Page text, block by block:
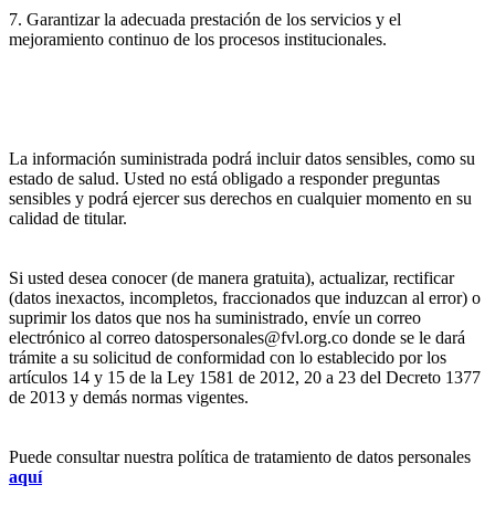
7. Garantizar la adecuada prestación de los servicios y el
mejoramiento continuo de los procesos institucionales.
La información suministrada podrá incluir datos sensibles, como su
estado de salud. Usted no está obligado a responder preguntas
sensibles y podrá ejercer sus derechos en cualquier momento en su
calidad de titular.
Si usted desea conocer (de manera gratuita), actualizar, rectificar
(datos inexactos, incompletos, fraccionados que induzcan al error) o
suprimir los datos que nos ha suministrado, envíe un correo
electrónico al correo datospersonales@fvl.org.co donde se le dará
trámite a su solicitud de conformidad con lo establecido por los
artículos 14 y 15 de la Ley 1581 de 2012, 20 a 23 del Decreto 1377
de 2013 y demás normas vigentes.
Puede consultar nuestra política de tratamiento de datos personales
aquí